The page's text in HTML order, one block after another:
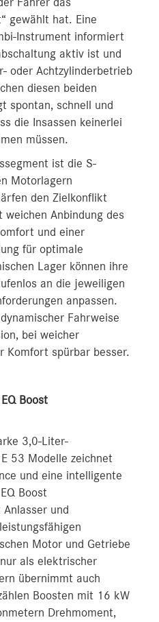
Fahrer das
gewählt hat. Eine
Instrument informiert
aktiv ist und
oder Achtzylinderbetrieb
diesen beiden
spontan, schnell und
die Insassen keinerlei
müssen.
ist die S-
Motorlagern
den Zielkonflikt
Anbindung des
und einer
für optimale
Lager können ihre
an die jeweiligen
anpassen.
Fahrweise
bei weicher
Komfort spürbar besser.
Boost
3,0-Liter-
53 Modelle zeichnet
und eine intelligente
Boost
und
Motor und Getriebe
als elektrischer
übernimmt auch
Boosten mit 16 kW
Drehmoment,